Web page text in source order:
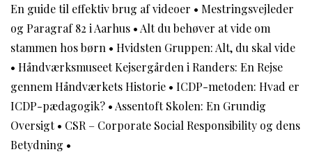
En guide til effektiv brug af videoer • Mestringsvejleder
og Paragraf 82 i Aarhus • Alt du behøver at vide om
stammen hos børn • Hvidsten Gruppen: Alt, du skal vide
• Håndværksmuseet Kejsergården i Randers: En Rejse
gennem Håndværkets Historie • ICDP-metoden: Hvad er
ICDP-pædagogik? • Assentoft Skolen: En Grundig
Oversigt• CSR – Corporate Social Responsibility og dens
Betydning •